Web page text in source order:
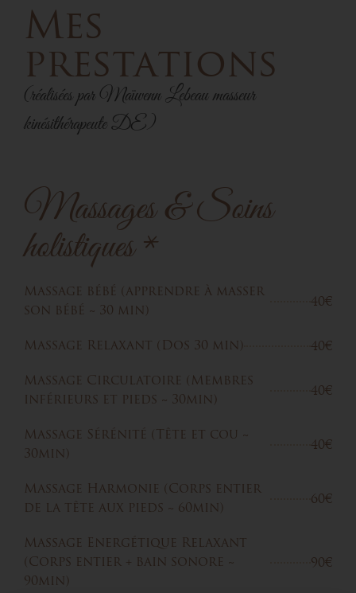
Mes
prestations
(réalisées par Maïwenn Lebeau masseur
kinésithérapeute DE)
Massages & Soins
holistiques *
Massage bébé (apprendre à masser
son bébé ~ 30 min)
40€
Massage Relaxant (Dos 30 min) 40€
Massage Circulatoire (Membres
inférieurs et pieds ~ 30min)
40€
Massage Sérénité (Tête et cou ~
30min)
40€
Massage Harmonie (Corps entier
de la tête aux pieds ~ 60min)
60€
Massage Energétique Relaxant
(Corps entier + bain sonore ~
90min)
90€